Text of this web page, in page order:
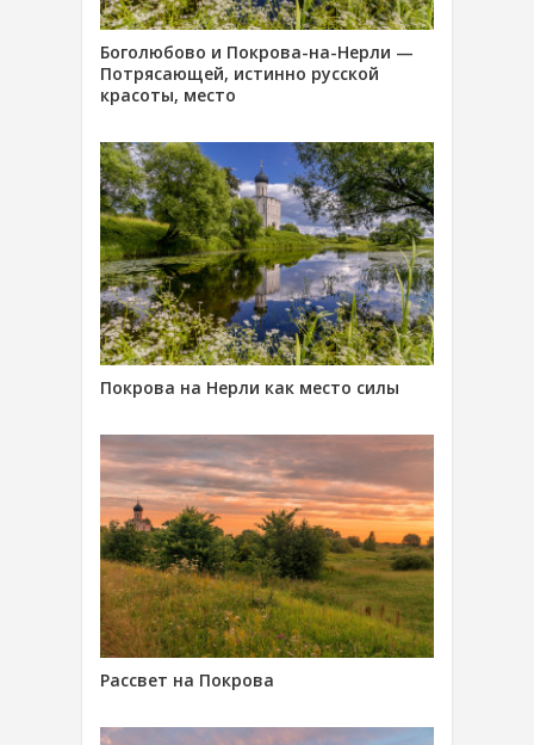
Боголюбово и Покрова-на-Нерли —
Потрясающей, истинно русской
красоты, место
Покрова на Нерли как место силы
Рассвет на Покрова